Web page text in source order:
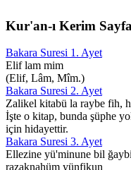
Kur'an-ı Kerim
Bakara Suresi 1. Ayet
Elif lam mim
(Elif, Lâm, Mîm.)
Bakara Suresi 2. Ayet
Zalikel kitabü la raybe fih,
İşte o kitap, bunda şüphe
için hidayettir.
Bakara Suresi 3. Ayet
Ellezine yü'minune bil
razaknahüm yünfikun